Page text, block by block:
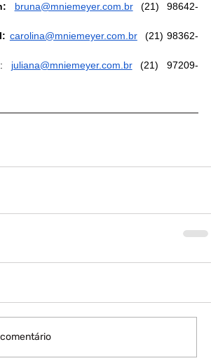
bruna@mniemeyer.com.br (21) 98642-
carolina@mniemeyer.com.br (21) 98362-
: juliana@mniemeyer.com.br (21) 97209-